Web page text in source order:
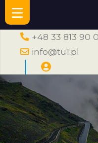
+48 33 813 90
info@tu1.pl